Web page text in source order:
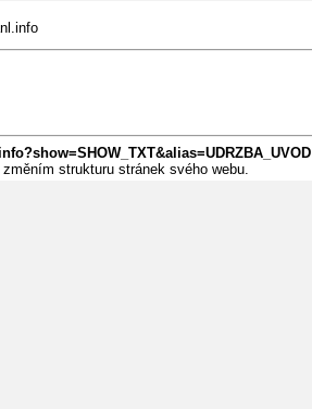
strukturu stránek svého webu.